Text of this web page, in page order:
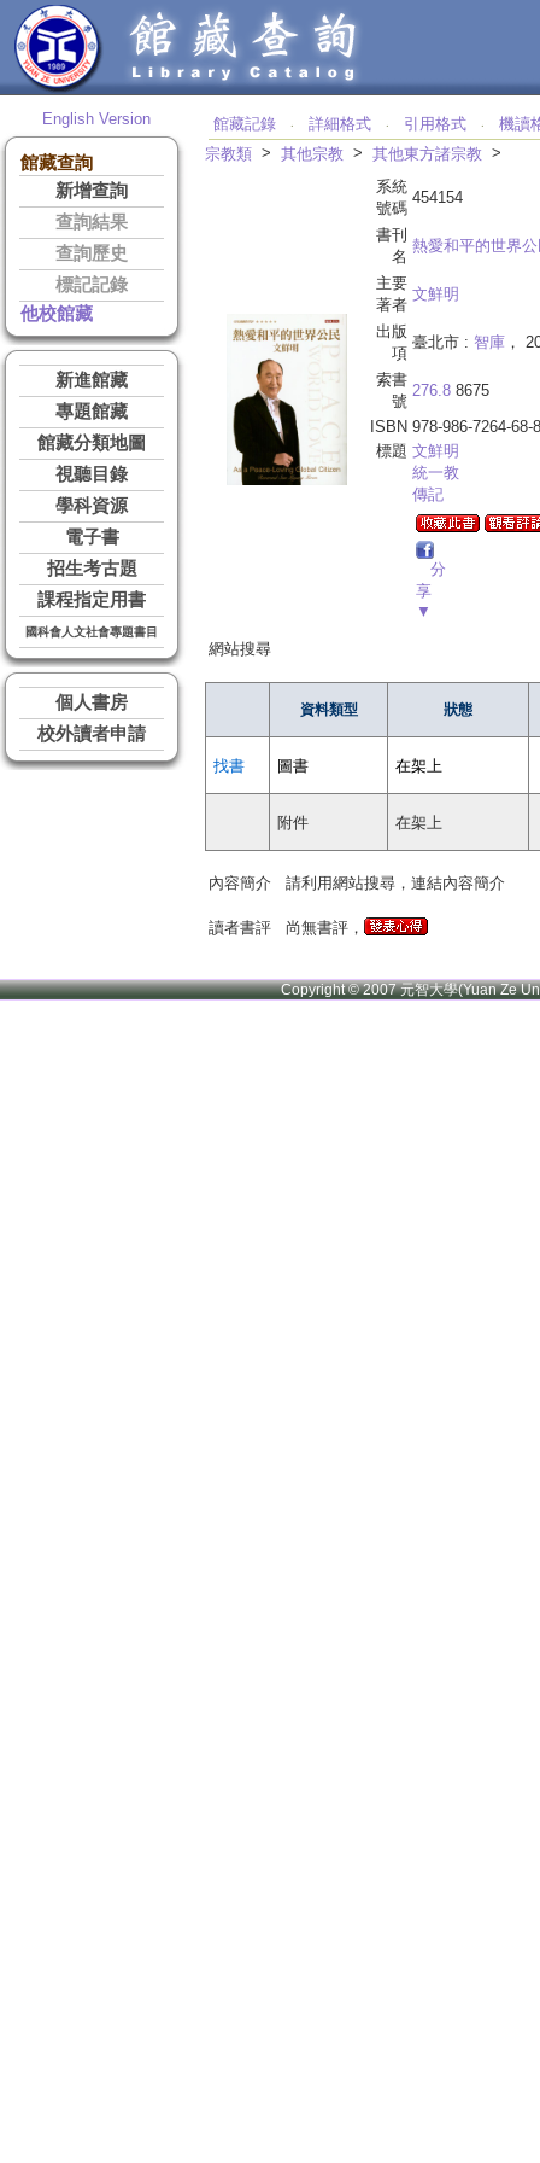
English Version
館藏查詢
新增查詢
查詢結果
查詢歷史
標記記錄
他校館藏
新進館藏
專題館藏
館藏分類地圖
視聽目錄
學科資源
電子書
招生考古題
課程指定用書
國科會人文社會專題書目
個人書房
校外讀者申請
館藏記錄 ‧ 詳細格式 ‧ 引用格式 ‧
機讀
宗教類 > 其他宗教 > 其他東方諸宗教 >
系統
號碼
454154
書刊
名
熱愛和平的世界
主要
著者
文鮮明
出版
項
臺北市 : 智庫 ，
索書
號
276.8 8675
ISBN 978-986-7264-68-8
標題 文鮮明
統一教
傳記
分
享
▼
網站搜尋
資料類型 狀態
找書 圖書 在架上
附件 在架上
內容簡介 請利用網站搜尋，連結內容簡介
讀者書評 尚無書評，
Copyright © 2007 元智大學(Yuan Ze